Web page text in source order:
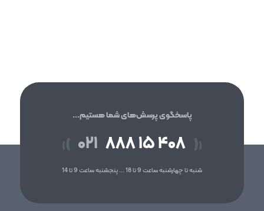
پاسخگوی پرسش‌های شما هستیم...
(( ۰۲۱ ۸۸۸ ۱۵ ۴۰۸ ))
شنبه تا چهارشنبه ساعت 9 تا 18 ... پنجشنبه ساعت 9 تا 14